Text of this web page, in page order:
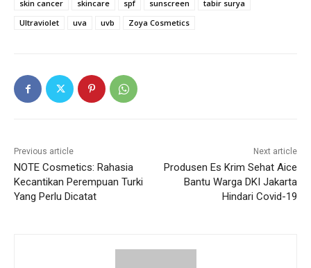
skin cancer
skincare spf sunscreen
tabir surya
Ultraviolet
uva uvb Zoya Cosmetics
Previous article
NOTE Cosmetics: Rahasia
Kecantikan Perempuan Turki
Yang Perlu Dicatat
Next article
Produsen Es Krim Sehat Aice
Bantu Warga DKI Jakarta
Hindari Covid-19